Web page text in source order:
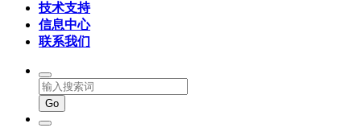
技术支持
信息中心
联系我们